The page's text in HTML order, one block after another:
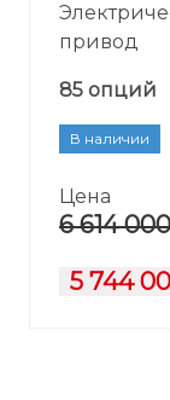
привод
85 опций
В наличии
Цена
6 614
5 744